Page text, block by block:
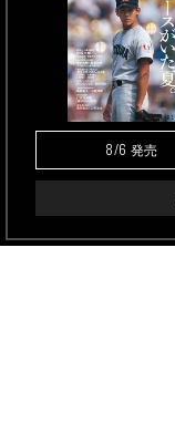
8/6 発売